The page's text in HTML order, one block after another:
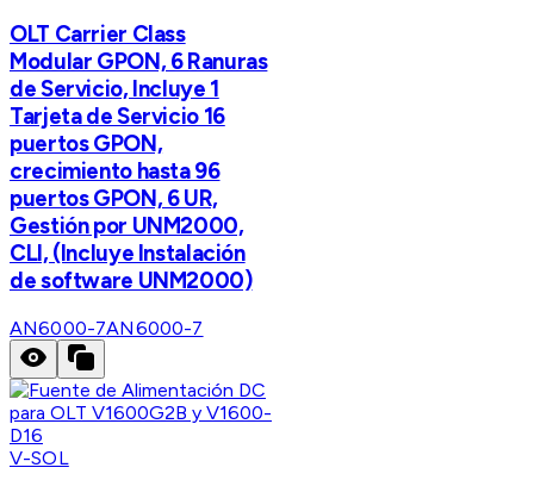
OLT Carrier Class
Modular GPON, 6 Ranuras
de Servicio, Incluye 1
Tarjeta de Servicio 16
puertos GPON,
crecimiento hasta 96
puertos GPON, 6 UR,
Gestión por UNM2000,
CLI, (Incluye Instalación
de software UNM2000)
AN6000-7AN6000-7
V-SOL